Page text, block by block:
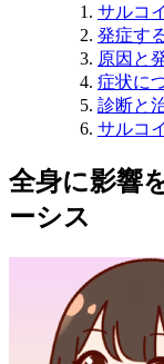
サルコ
発症す
原因と
症状に
診断と
サルコ
全身に影響
ーシス